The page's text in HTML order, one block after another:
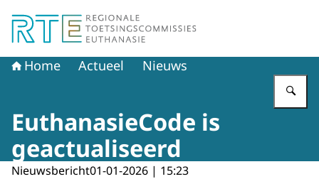
Home Actueel Nieuws
EuthanasieCode is
geactualiseerd
Nieuwsbericht01-01-2026 | 15:23